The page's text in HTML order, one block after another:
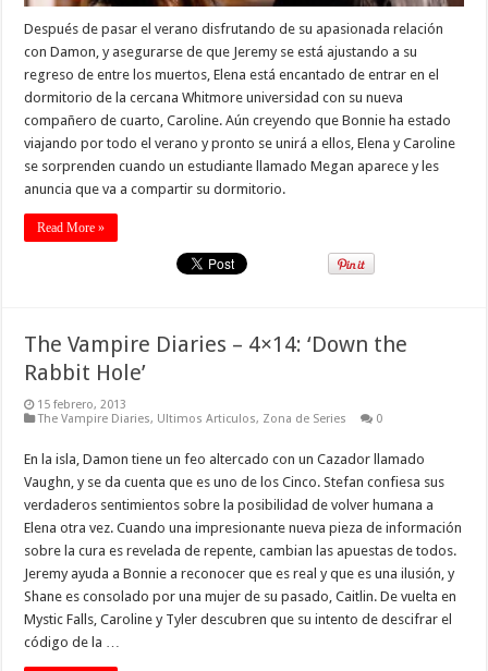
Después de pasar el verano disfrutando de su apasionada relación
con Damon, y asegurarse de que Jeremy se está ajustando a su
regreso de entre los muertos, Elena está encantado de entrar en el
dormitorio de la cercana Whitmore universidad con su nueva
compañero de cuarto, Caroline. Aún creyendo que Bonnie ha estado
viajando por todo el verano y pronto se unirá a ellos, Elena y Caroline
se sorprenden cuando un estudiante llamado Megan aparece y les
anuncia que va a compartir su dormitorio.
Read More »
The Vampire Diaries – 4×14: ‘Down the
Rabbit Hole’
15 febrero, 2013
The Vampire Diaries, Ultimos Articulos, Zona de Series 0
En la isla, Damon tiene un feo altercado con un Cazador llamado
Vaughn, y se da cuenta que es uno de los Cinco. Stefan confiesa sus
verdaderos sentimientos sobre la posibilidad de volver humana a
Elena otra vez. Cuando una impresionante nueva pieza de información
sobre la cura es revelada de repente, cambian las apuestas de todos.
Jeremy ayuda a Bonnie a reconocer que es real y que es una ilusión, y
Shane es consolado por una mujer de su pasado, Caitlin. De vuelta en
Mystic Falls, Caroline y Tyler descubren que su intento de descifrar el
código de la …